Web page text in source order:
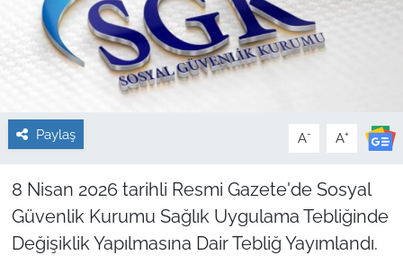
Paylaş A- A+
8 Nisan 2026 tarihli Resmi Gazete'de Sosyal
Güvenlik Kurumu Sağlık Uygulama Tebliğinde
Değişiklik Yapılmasına Dair Tebliğ Yayımlandı.